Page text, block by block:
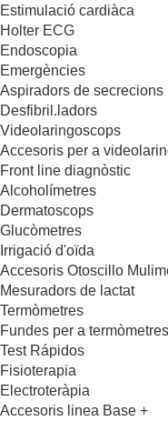
Estimulació cardiàca
Holter ECG
Endoscopia
Emergències
Aspiradors de secrecions
Desfibril.ladors
Videolaringoscops
Accesoris per a
Front line diagnòstic
Alcoholímetres
Dermatoscops
Glucòmetres
Irrigació d'oïda
Accesoris Otoscillo
Mesuradors de lactat
Termòmetres
Fundes per a termòmetres
Test Rápidos
Fisioterapia
Electroteràpia
Accesoris linea Base +